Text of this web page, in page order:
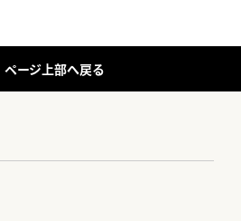
ページ上部へ戻る